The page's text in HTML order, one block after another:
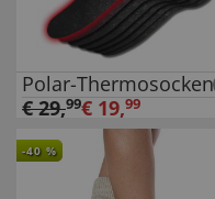
Polar-Thermosocken
€29,99€ 19,99
-40 %